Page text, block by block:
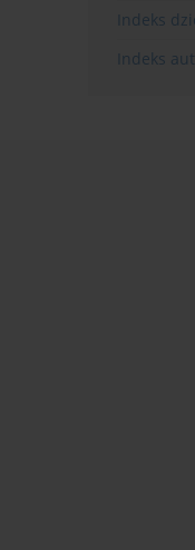
Indeks
Indeks